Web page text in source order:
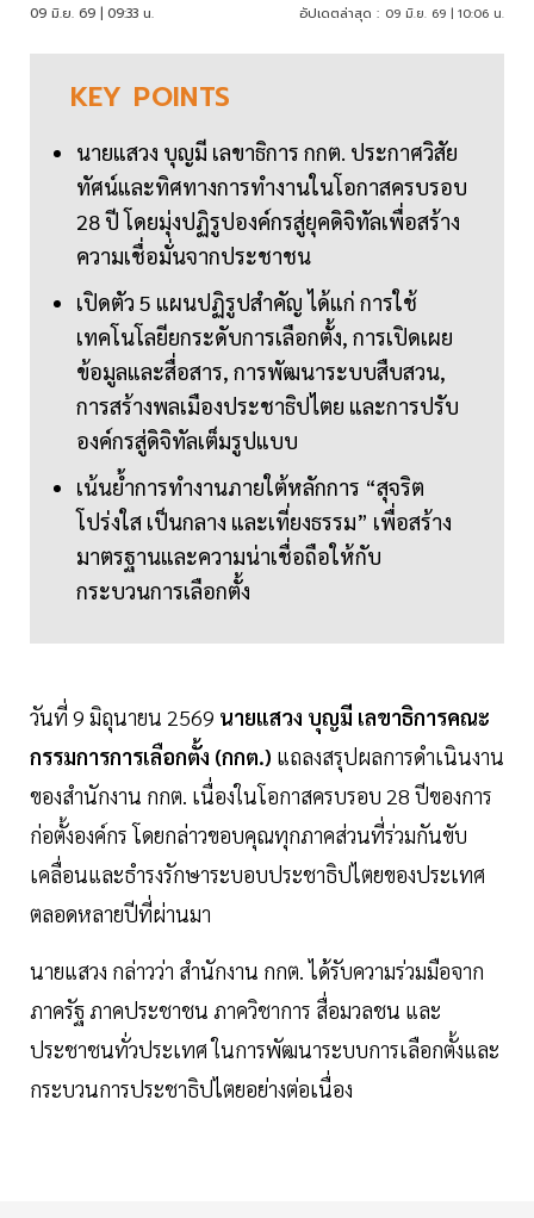
09 มิ.ย. 69 | 09:33 น. อัปเดตล่าสุด : 09 มิ.ย. 69 | 10:06 น.
KEY POINTS
นายแสวง บุญมี เลขาธิการ กกต. ประกาศวิสัย
ทัศน์และทิศทางการทำงานในโอกาสครบรอบ
28 ปี โดยมุ่งปฏิรูปองค์กรสู่ยุคดิจิทัลเพื่อสร้าง
ความเชื่อมั่นจากประชาชน
เปิดตัว 5 แผนปฏิรูปสำคัญ ได้แก่ การใช้
เทคโนโลยียกระดับการเลือกตั้ง, การเปิดเผย
ข้อมูลและสื่อสาร, การพัฒนาระบบสืบสวน,
การสร้างพลเมืองประชาธิปไตย และการปรับ
องค์กรสู่ดิจิทัลเต็มรูปแบบ
เน้นย้ำการทำงานภายใต้หลักการ “สุจริต
โปร่งใส เป็นกลาง และเที่ยงธรรม” เพื่อสร้าง
มาตรฐานและความน่าเชื่อถือให้กับ
กระบวนการเลือกตั้ง
วันที่ 9 มิถุนายน 2569 นายแสวง บุญมี เลขาธิการคณะ
กรรมการการเลือกตั้ง (กกต.) แถลงสรุปผลการดำเนินงาน
ของสำนักงาน กกต. เนื่องในโอกาสครบรอบ 28 ปีของการ
ก่อตั้งองค์กร โดยกล่าวขอบคุณทุกภาคส่วนที่ร่วมกันขับ
เคลื่อนและธำรงรักษาระบอบประชาธิปไตยของประเทศ
ตลอดหลายปีที่ผ่านมา
นายแสวง กล่าวว่า สำนักงาน กกต. ได้รับความร่วมมือจาก
ภาครัฐ ภาคประชาชน ภาควิชาการ สื่อมวลชน และ
ประชาชนทั่วประเทศ ในการพัฒนาระบบการเลือกตั้งและ
กระบวนการประชาธิปไตยอย่างต่อเนื่อง